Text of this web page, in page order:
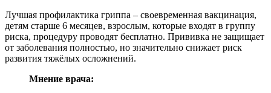
Лучшая профилактика гриппа – своевременная вакцинация,
детям старше 6 месяцев, взрослым, которые входят в группу
риска, процедуру проводят бесплатно. Прививка не защищает
от заболевания полностью, но значительно снижает риск
развития тяжёлых осложнений.
Мнение врача: